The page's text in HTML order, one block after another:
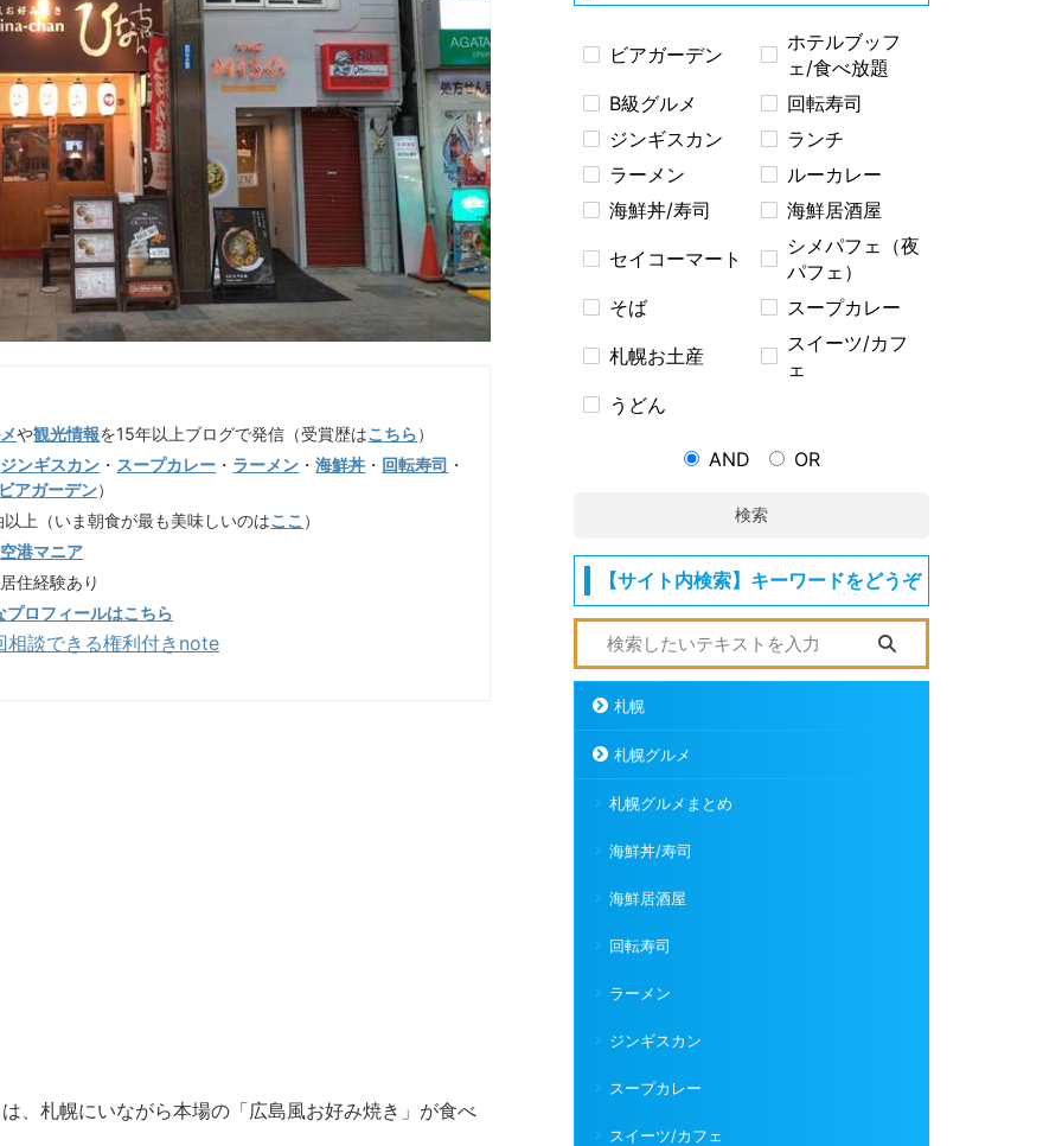
や観光情報を15年以上ブログで発信（受賞歴はこちら）
ジンギスカン ・ スープカレー ・ ラーメン ・海鮮丼 ・ 回転寿司 ・
アガーデン）
上（いま朝食が最も美味しいのはここ ）
港マニア
住経験あり
ロフィールはこちら
談できる権利付きnote
、札幌にいながら本場の「広島風お好み焼き」が食べ
ビアガーデン
ホテルブッフ
ェ/食べ放題
B級グルメ
回転寿司
ジンギスカン
ランチ
ラーメン
ルーカレー
海鮮丼/寿司
海鮮居酒屋
セイコーマート
シメパフェ（夜
パフェ）
そば
スープカレー
札幌お土産
スイーツ/カフ
ェ
うどん
AND OR
検索
【サイト内検索】キーワードをどうぞ
札幌
札幌グルメ
札幌グルメまとめ
海鮮丼/寿司
海鮮居酒屋
回転寿司
ラーメン
ジンギスカン
スープカレー
スイーツ/カフェ